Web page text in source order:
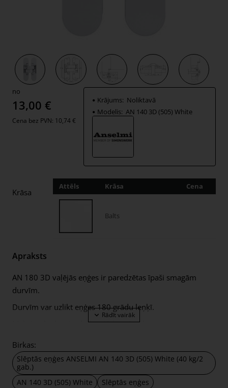
no
13,00 €
Cena bez PVN: 10,74 €
Krājums: Noliktavā
Modelis: AN 140 3D (505) White
Krāsa
Attēls Krāsa Cena
Balts
Apraksts
AN 180 3D vaļējās eņģes ir paredzētas īpaši smagām
durvīm.
Durvīm var uzlikt eņģes 180 grādu leņķī.
Maksimālā durvju slodze 40 kg / 2 gab.
Minimālais vērtnes biezums 35 mm
Eņģes ir izgatavotas no cinka sakausējuma ZAMAK.
Ass un leņķi no nerūsējošā tērauda.
Birkas:
Slēptās eņģes ANSELMI AN 140 3D (505) White (40 kg/2
gab.)
AN 140 3D (505) White
Slēptās eņģes